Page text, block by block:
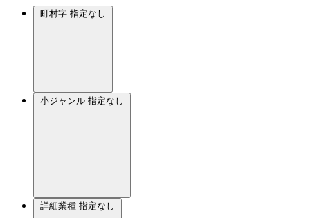
町村字 指定なし
小ジャンル 指定なし
詳細業種 指定なし